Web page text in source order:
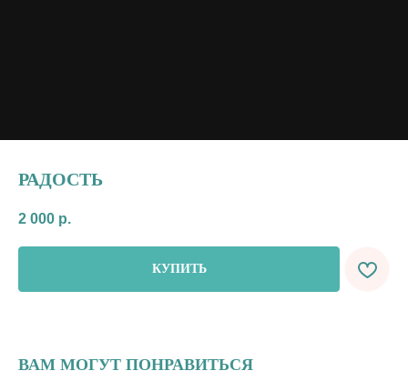
РАДОСТЬ
2 000 р.
КУПИТЬ
ВАМ МОГУТ ПОНРАВИТЬСЯ